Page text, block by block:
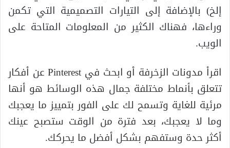
إلخ) بالإضافة إلى التيارات التصميمية التي تكمن
وراءها، فهناك الكثير من المعلومات المتاحة على
الويب.
اقرأ مدونات الزخرفة أو ابحث في Pinterest عن أفكار
تتعلق بأنماط مختلفة جمال هذه الوسائط هو أنها
مرئية للغاية وتسمح لك على الفور بتمييز ما يعجبك
وما لا يعجبك، بعد فترة من الوقت ستصبح عينك
أكثر حدة وستفهم بشكل أفضل ما يحركك.